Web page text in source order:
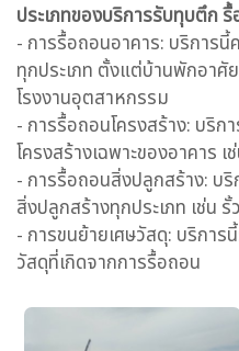
ประเภทของบริการรับทุบตึก
- การรื้อถอนอาคาร: บริการ
ทุกประเภท ตั้งแต่บ้านพักอา
โรงงานอุตสาหกรรม
- การรื้อถอนโครงสร้าง: บริก
โครงสร้างเฉพาะของอาคาร
- การรื้อถอนสิ่งปลูกสร้าง: บ
สิ่งปลูกสร้างทุกประเภท เช่น
- การขนย้ายเศษวัสดุ: บริการ
วัสดุที่เกิดจากการรื้อถอน